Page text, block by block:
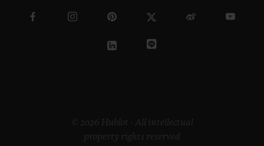
© 2026 Hublot - All intellectual
property rights reserved